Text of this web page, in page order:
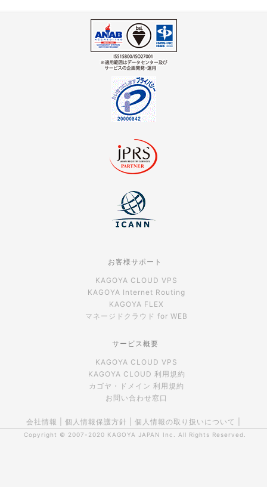
お客様サポート
KAGOYA CLOUD VPS
KAGOYA Internet Routing
KAGOYA FLEX
マネージドクラウド for WEB
サービス概要
KAGOYA CLOUD VPS
KAGOYA CLOUD 利用規約
カゴヤ・ドメイン 利用規約
お問い合わせ窓口
会社情報 個人情報保護方針 個人情報の取り扱いについて
Copyright © 2007-2020 KAGOYA JAPAN Inc. All Rights Reserved.